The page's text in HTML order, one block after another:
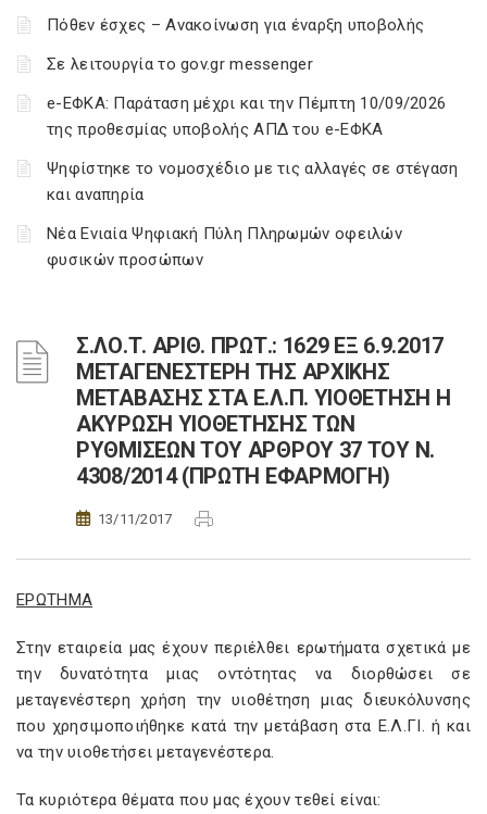
Πόθεν έσχες – Ανακοίνωση για έναρξη υποβολής
Σε λειτουργία το gov.gr messenger
e-ΕΦΚΑ: Παράταση μέχρι και την Πέμπτη 10/09/2026
της προθεσμίας υποβολής ΑΠΔ του e-ΕΦΚΑ
Ψηφίστηκε το νομοσχέδιο με τις αλλαγές σε στέγαση
και αναπηρία
Νέα Ενιαία Ψηφιακή Πύλη Πληρωμών οφειλών
φυσικών προσώπων
Σ.ΛΟ.Τ. ΑΡΙΘ. ΠΡΩΤ.: 1629 ΕΞ 6.9.2017
ΜΕΤΑΓΕΝΕΣΤΕΡΗ ΤΗΣ ΑΡΧΙΚΗΣ
ΜΕΤΑΒΑΣΗΣ ΣΤΑ Ε.Λ.Π. ΥΙΟΘΕΤΗΣΗ Η
ΑΚΥΡΩΣΗ ΥΙΟΘΕΤΗΣΗΣ ΤΩΝ
ΡΥΘΜΙΣΕΩΝ ΤΟΥ ΑΡΘΡΟΥ 37 ΤΟΥ Ν.
4308/2014 (ΠΡΩΤΗ ΕΦΑΡΜΟΓΗ)
13/11/2017
ΕΡΩΤΗΜΑ
Στην εταιρεία μας έχουν περιέλθει ερωτήματα σχετικά με
την δυνατότητα μιας οντότητας να διορθώσει σε
μεταγενέστερη χρήση την υιοθέτηση μιας διευκόλυνσης
που χρησιμοποιήθηκε κατά την μετάβαση στα Ε.Λ.ΓΙ. ή και
να την υιοθετήσει μεταγενέστερα.
Τα κυριότερα θέματα που μας έχουν τεθεί είναι: